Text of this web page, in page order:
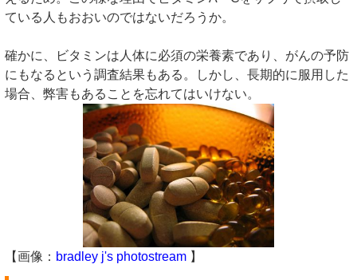
ている人もおおいのではないだろうか。
確かに、ビタミンは人体に必須の栄養素であり、がんの予防
にもなるという調査結果もある。しかし、長期的に服用した
場合、弊害もあることを忘れてはいけない。
【画像： bradley j's photostream 】